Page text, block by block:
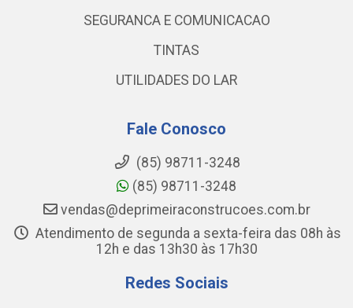
SEGURANCA E COMUNICACAO
TINTAS
UTILIDADES DO LAR
Fale Conosco
(85) 98711-3248
(85) 98711-3248
vendas@deprimeiraconstrucoes.com.br
Atendimento de segunda a sexta-feira das 08h às
12h e das 13h30 às 17h30
Redes Sociais